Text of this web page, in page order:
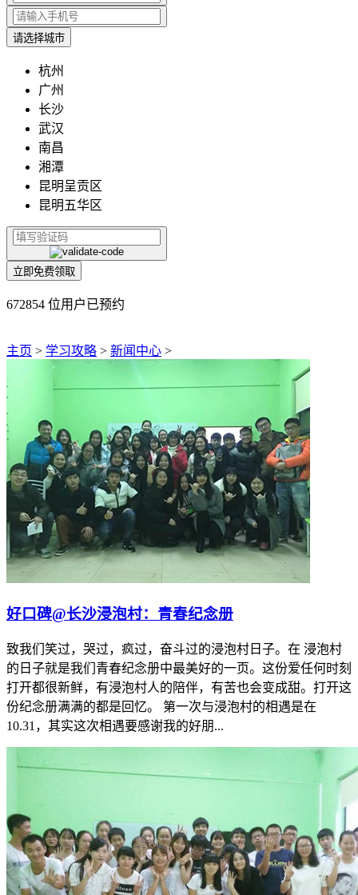
请选择城市
杭州
广州
长沙
武汉
南昌
湘潭
昆明呈贡区
昆明五华区
立即免费领取
672854 位用户已预约
主页 > 学习攻略 > 新闻中心 >
​好口碑@长沙浸泡村：青春纪念册
致我们笑过，哭过，疯过，奋斗过的浸泡村日子。在 浸泡村
的日子就是我们青春纪念册中最美好的一页。这份爱任何时刻
打开都很新鲜，有浸泡村人的陪伴，有苦也会变成甜。打开这
份纪念册满满的都是回忆。 第一次与浸泡村的相遇是在
10.31，其实这次相遇要感谢我的好朋...